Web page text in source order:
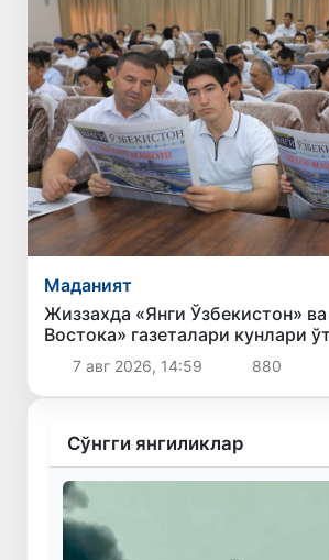
Маданият
Жиззахда «Янги Ўзбекистон»
Востока» газеталари кунлари
7 авг 2026, 14:59 880
Сўнгги янгиликлар